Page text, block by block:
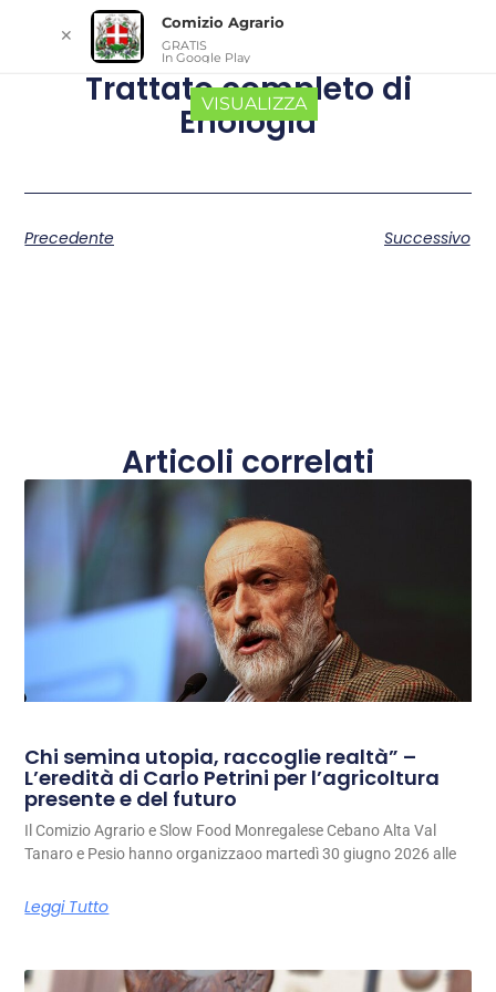
Trattato completo di
Enologia
Precedente Successivo
Articoli correlati
Chi semina utopia, raccoglie realtà” –
L’eredità di Carlo Petrini per l’agricoltura
presente e del futuro
Il Comizio Agrario e Slow Food Monregalese Cebano Alta Val
Tanaro e Pesio hanno organizzaoo martedì 30 giugno 2026 alle
Leggi Tutto
✕
Comizio Agrario
GRATIS
In Google Play
VISUALIZZA